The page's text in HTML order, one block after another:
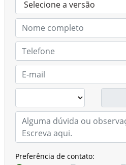
Preferência de contato: